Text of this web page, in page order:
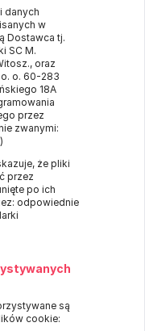
danych
w
Dostawca tj.
SC M.
oraz
o. 60-283
18A
przez
zwanymi:
że pliki
przez
po ich
odpowiednie
są
cookie: